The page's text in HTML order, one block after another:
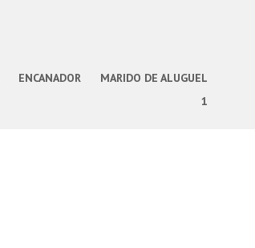
ENCANADOR
MARIDO DE ALUGUEL
1